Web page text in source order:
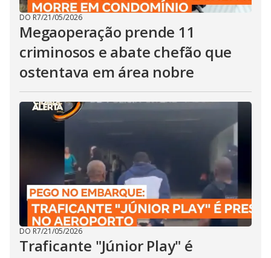
DO R7/21/05/2026
Megaoperação prende 11
criminosos e abate chefão que
ostentava em área nobre
DO R7/21/05/2026
Traficante "Júnior Play" é